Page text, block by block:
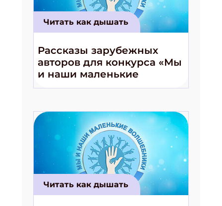
Читать как дышать
Рассказы зарубежных
авторов для конкурса «Мы
и наши маленькие
волшебники!»
Читать как дышать
Получи электронный "Классный журнал" в
подарок!
Укажите имя
Укажите Ваш Email